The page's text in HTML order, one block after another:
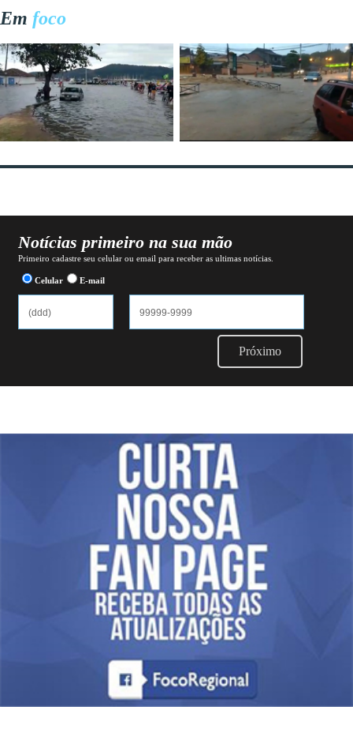
Em foco
Notícias primeiro na sua mão
Primeiro cadastre seu celular ou email para receber as ultimas notícias.
Celular E-mail
Próximo